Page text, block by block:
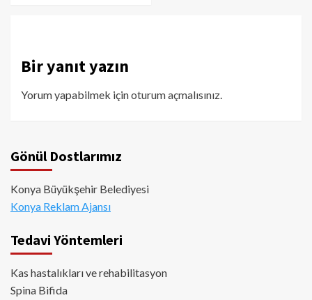
Bir yanıt yazın
Yorum yapabilmek içinoturum açmalısınız.
Gönül Dostlarımız
Konya Büyükşehir Belediyesi
Konya Reklam Ajansı
Tedavi Yöntemleri
Kas hastalıkları ve rehabilitasyon
Spina Bifida